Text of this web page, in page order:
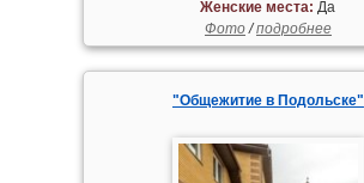
Женские места: Да
Фото/подробнее
"Общежитие в Подольске"